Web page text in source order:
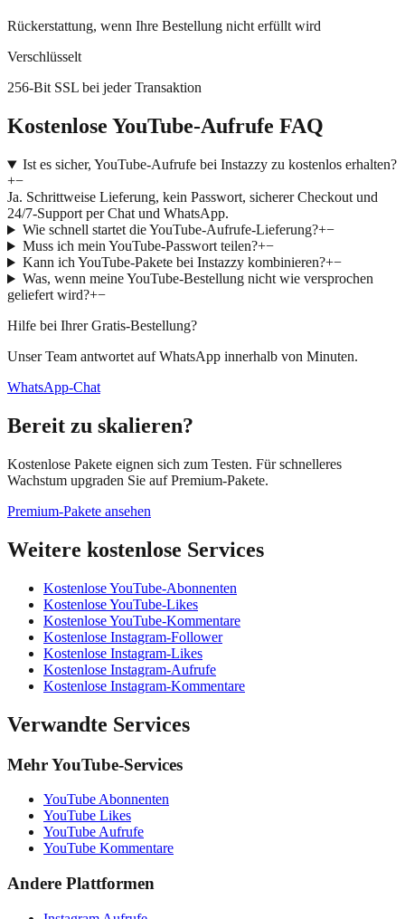
Rückerstattung, wenn Ihre Bestellung nicht erfüllt wird
Verschlüsselt
256-Bit SSL bei jeder Transaktion
Kostenlose YouTube-Aufrufe FAQ
Ist es sicher, YouTube-Aufrufe bei Instazzy zu kostenlos erhalten?
+−
Ja. Schrittweise Lieferung, kein Passwort, sicherer Checkout und
24/7-Support per Chat und WhatsApp.
Wie schnell startet die YouTube-Aufrufe-Lieferung?+−
Muss ich mein YouTube-Passwort teilen?+−
Kann ich YouTube-Pakete bei Instazzy kombinieren?+−
Was, wenn meine YouTube-Bestellung nicht wie versprochen
geliefert wird?+−
Hilfe bei Ihrer Gratis-Bestellung?
Unser Team antwortet auf WhatsApp innerhalb von Minuten.
WhatsApp-Chat
Bereit zu skalieren?
Kostenlose Pakete eignen sich zum Testen. Für schnelleres
Wachstum upgraden Sie auf Premium-Pakete.
Premium-Pakete ansehen
Weitere kostenlose Services
Kostenlose YouTube-Abonnenten
Kostenlose YouTube-Likes
Kostenlose YouTube-Kommentare
Kostenlose Instagram-Follower
Kostenlose Instagram-Likes
Kostenlose Instagram-Aufrufe
Kostenlose Instagram-Kommentare
Verwandte Services
Mehr YouTube-Services
YouTube Abonnenten
YouTube Likes
YouTube Aufrufe
YouTube Kommentare
Andere Plattformen